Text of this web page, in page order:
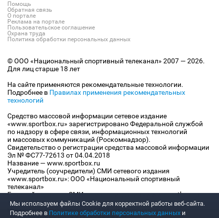
Помощь
Обратная связь
О портале
Реклама на портале
Пользовательское соглашение
Охрана труда
Политика обработки персональных данных
© ООО «Национальный спортивный телеканал» 2007 — 2026.
Для лиц старше 18 лет
На сайте применяются рекомендательные технологии.
Подробнее в Правилах применения рекомендательных
технологий
Средство массовой информации сетевое издание
«www.sportbox.ru» зарегистрировано Федеральной службой
по надзору в сфере связи, информационных технологий
и массовых коммуникаций (Роскомнадзор).
Свидетельство о регистрации средства массовой информации
Эл № ФС77-72613 от 04.04.2018
Название — www.sportbox.ru
Учредитель (соучредители) СМИ сетевого издания
«www.sportbox.ru»: ООО «Национальный спортивный
телеканал»
Главный редактор СМИ сетевого издания «www.sportbox.ru»:
Конов В.А.
Номер телефона редакции СМИ сетевого издания
Мы используем файлы Сookie для корректной работы веб-сайта.
Подробнее в Политике обработки персональных данных и